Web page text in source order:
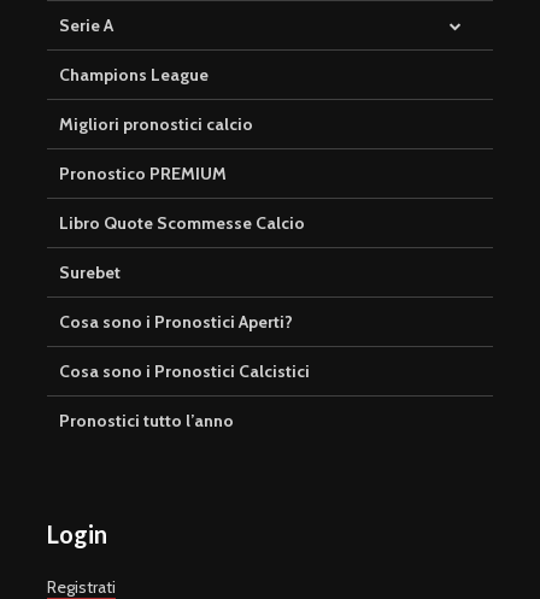
Serie A
Champions League
Migliori pronostici calcio
Pronostico PREMIUM
Libro Quote Scommesse Calcio
Surebet
Cosa sono i Pronostici Aperti?
Cosa sono i Pronostici Calcistici
Pronostici tutto l’anno
Login
Registrati